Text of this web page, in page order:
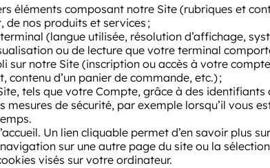
éléments composant notre Site (rubriques et
de nos produits et services ;
(langue utilisée, résolution d’affichage,
ou de lecture que votre terminal
notre Site (inscription ou accès à votre
d’un panier de commande, etc.) ;
tels que votre Compte, grâce à des identifiants
de sécurité, par exemple lorsqu’il vous
Un lien cliquable permet d’en savoir plus
sur une autre page du site ou la
visés sur votre ordinateur.